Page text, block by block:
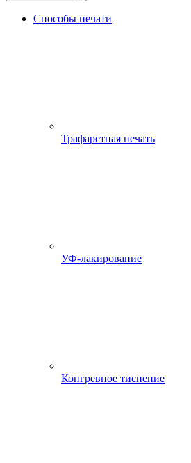
Способы печати
Трафаретная печать
УФ-лакирование
Конгревное тиснение